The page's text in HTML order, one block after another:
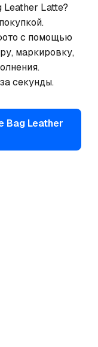
Leather Latte?
с помощью
маркировку,
секунды.
Bag Leather